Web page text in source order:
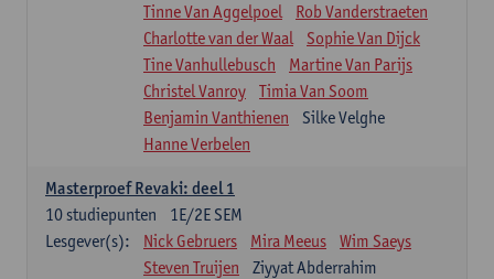
Tinne Van Aggelpoel
Rob Vanderstraeten
Charlotte van der Waal
Sophie Van Dijck
Tine Vanhullebusch
Martine Van Parijs
Christel Vanroy
Timia Van Soom
Benjamin Vanthienen
Silke Velghe
Hanne Verbelen
Masterproef Revaki: deel 1
1E/2E SEM
10studiepunten
Lesgever(s):
Nick Gebruers Mira Meeus
Wim Saeys
Steven Truijen
Ziyyat Abderrahim